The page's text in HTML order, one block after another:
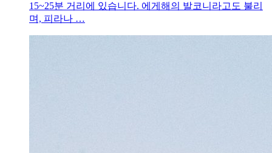
15~25분 거리에 있습니다. 에게해의 발코니라고도 불리
며, 피라나 …